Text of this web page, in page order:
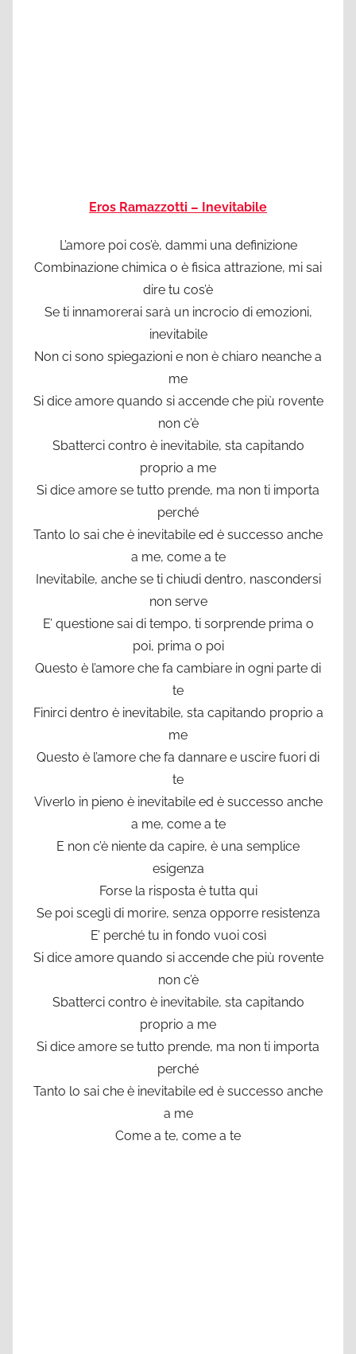
Eros Ramazzotti – Inevitabile
L’amore poi cos’è, dammi una definizione
Combinazione chimica o è fisica attrazione, mi sai
dire tu cos’è
Se ti innamorerai sarà un incrocio di emozioni,
inevitabile
Non ci sono spiegazioni e non è chiaro neanche a
me
Si dice amore quando si accende che più rovente
non c’è
Sbatterci contro è inevitabile, sta capitando
proprio a me
Si dice amore se tutto prende, ma non ti importa
perché
Tanto lo sai che è inevitabile ed è successo anche
a me, come a te
Inevitabile, anche se ti chiudi dentro, nascondersi
non serve
E’ questione sai di tempo, ti sorprende prima o
poi, prima o poi
Questo è l’amore che fa cambiare in ogni parte di
te
Finirci dentro è inevitabile, sta capitando proprio a
me
Questo è l’amore che fa dannare e uscire fuori di
te
Viverlo in pieno è inevitabile ed è successo anche
a me, come a te
E non c’è niente da capire, è una semplice
esigenza
Forse la risposta è tutta qui
Se poi scegli di morire, senza opporre resistenza
E’ perché tu in fondo vuoi così
Si dice amore quando si accende che più rovente
non c’è
Sbatterci contro è inevitabile, sta capitando
proprio a me
Si dice amore se tutto prende, ma non ti importa
perché
Tanto lo sai che è inevitabile ed è successo anche
a me
Come a te, come a te